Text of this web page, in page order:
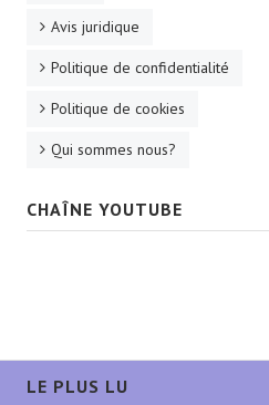
Avis juridique
Politique de confidentialité
Politique de cookies
Qui sommes nous?
CHAÎNE YOUTUBE
LE PLUS LU